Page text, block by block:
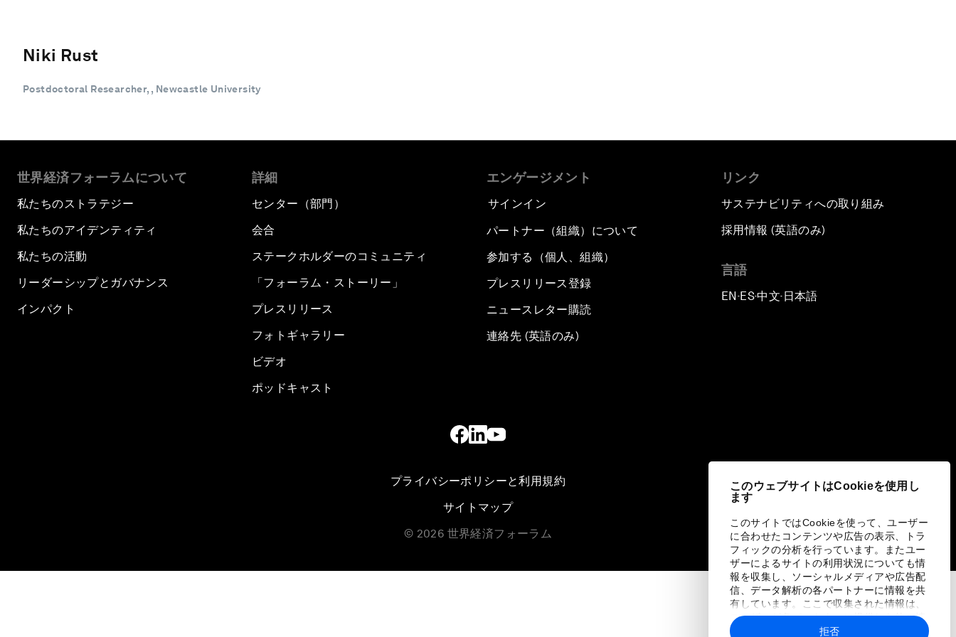
このウェブサイトはCookieを使用し
ます
このサイトではCookieを使って、ユーザー
に合わせたコンテンツや広告の表示、トラ
フィックの分析を行っています。またユー
ザーによるサイトの利用状況についても情
報を収集し、ソーシャルメディアや広告配
信、データ解析の各パートナーに情報を共
有しています。ここで収集された情報は、
ユーザーが各パートナーに提供した他の情
報や各パートナーのサービスを使用した際
拒否
Niki Rust
Postdoctoral Researcher, , Newcastle University
世界経済フォーラムについて
私たちのストラテジー
私たちのアイデンティティ
私たちの活動
リーダーシップとガバナンス
インパクト
詳細
センター（部門）
会合
ステークホルダーのコミュニティ
「フォーラム・ストーリー」
プレスリリース
フォトギャラリー
ビデオ
ポッドキャスト
エンゲージメント
サインイン
パートナー（組織）について
参加する（個人、組織）
プレスリリース登録
ニュースレター購読
連絡先 (英語のみ)
リンク
サステナビリティへの取り組み
採用情報 (英語のみ)
言語
EN ▪ES▪中文▪ 日本語
プライバシーポリシーと利用規約
サイトマップ
© 2026 世界経済フォーラム